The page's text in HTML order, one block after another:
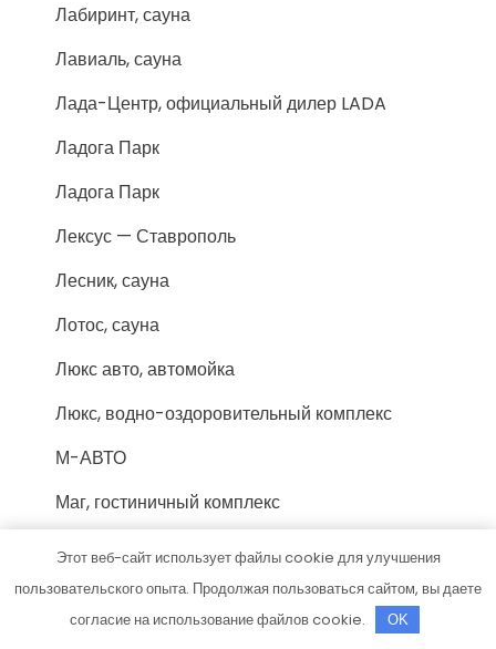
Лабиринт, сауна
Лавиаль, сауна
Лада-Центр, официальный дилер LADA
Ладога Парк
Ладога Парк
Лексус — Ставрополь
Лесник, сауна
Лотос, сауна
Люкс авто, автомойка
Люкс, водно-оздоровительный комплекс
М-АВТО
Маг, гостиничный комплекс
Магазин матрасов Exclusive
Магазин Постоянных Распродаж
Макарьевские бани, сауна
Этот веб-сайт использует файлы cookie для улучшения
пользовательского опыта. Продолжая пользоваться сайтом, вы даете
согласие на использование файлов cookie.
OK